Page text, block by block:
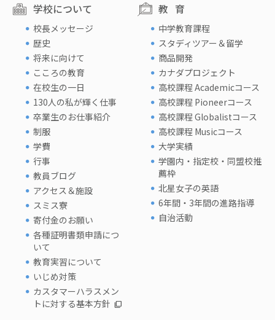
学校について
校長メッセージ
歴史
将来に向けて
こころの教育
在校生の一日
130人の私が輝く仕事
卒業生のお仕事紹介
制服
学費
行事
教員ブログ
アクセス＆施設
スミス寮
寄付金のお願い
各種証明書類申請につ
いて
教育実習について
いじめ対策
カスタマーハラスメン
トに対する基本方針
教育
中学教育課程
スタディツアー＆留学
商品開発
カナダプロジェクト
高校課程 Academicコース
高校課程 Pioneerコース
高校課程 Globalistコース
高校課程 Musicコース
大学実績
学園内・指定校・同盟校推
薦枠
北星女子の英語
6年間・3年間の進路指導
自治活動